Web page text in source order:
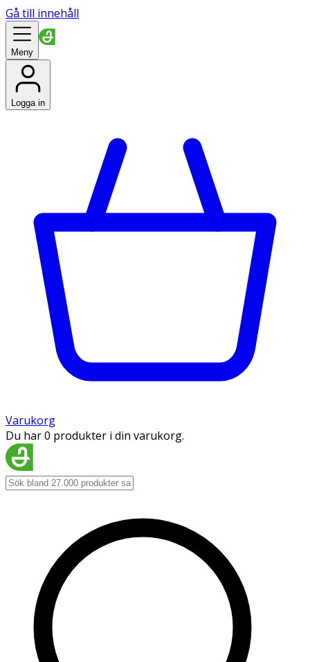
Gå till innehåll
Meny
Logga in
Varukorg
Du har 0 produkter i din varukorg.